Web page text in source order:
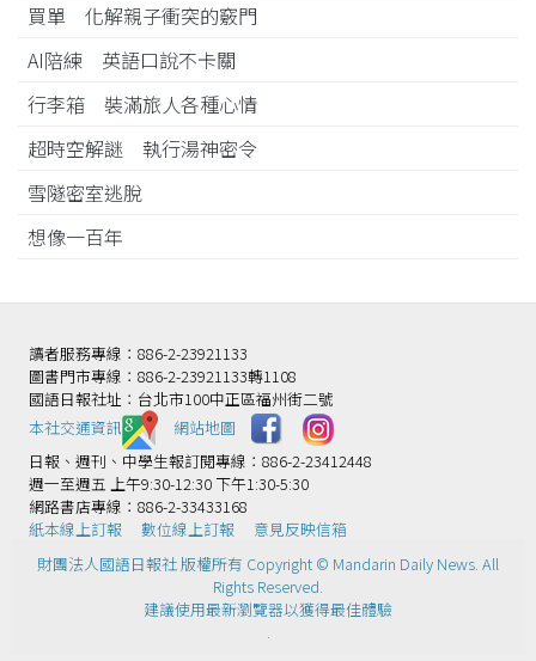
買單 化解親子衝突的竅門
AI陪練 英語口說不卡關
行李箱 裝滿旅人各種心情
超時空解謎 執行湯神密令
雪隧密室逃脫
想像一百年
讀者服務專線：886-2-23921133
圖書門市專線：886-2-23921133轉1108
國語日報社址：台北市100中正區福州街二號
本社交通資訊️
網站地圖
日報、週刊、中學生報訂閱專線：886-2-23412448
週一至週五 上午9:30-12:30 下午1:30-5:30
網路書店專線：886-2-33433168
紙本線上訂報
數位線上訂報
意見反映信箱
財團法人國語日報社 版權所有 Copyright © Mandarin Daily News. All
Rights Reserved.
建議使用最新瀏覽器以獲得最佳體驗
.